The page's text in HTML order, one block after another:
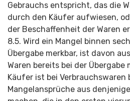
Gebrauchs entspricht, das die
durch den Käufer aufwiesen,
der Beschaffenheit der Waren
8.5. Wird ein Mangel binnen
Übergabe merkbar, ist davon
Waren bereits bei der
Käufer ist bei Verbrauchswaren
Mangelansprüche aus